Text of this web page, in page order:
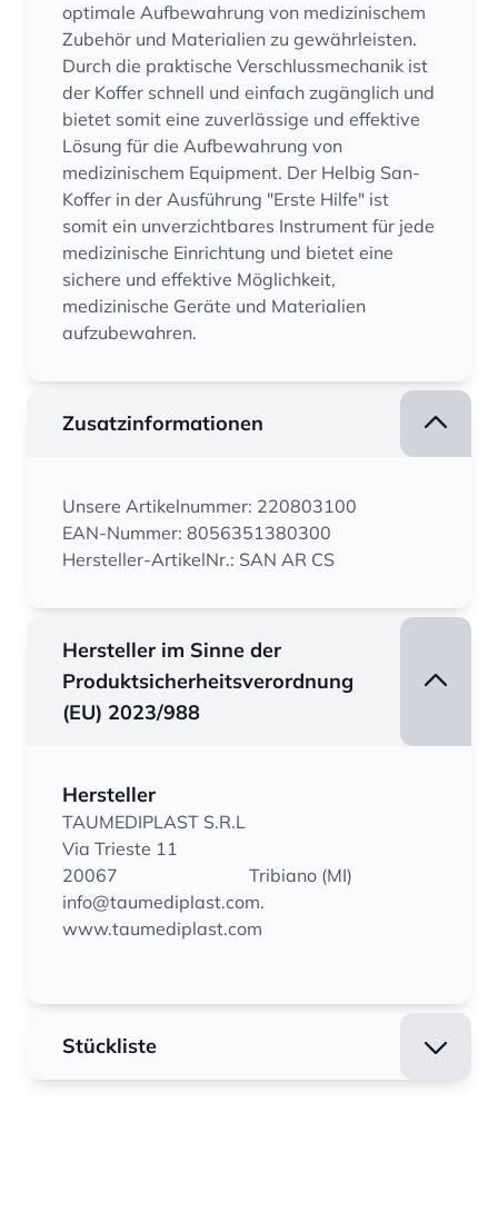
optimale Aufbewahrung von medizinischem
Zubehör und Materialien zu gewährleisten.
Durch die praktische Verschlussmechanik ist
der Koffer schnell und einfach zugänglich und
bietet somit eine zuverlässige und effektive
Lösung für die Aufbewahrung von
medizinischem Equipment. Der Helbig San-
Koffer in der Ausführung "Erste Hilfe" ist
somit ein unverzichtbares Instrument für jede
medizinische Einrichtung und bietet eine
sichere und effektive Möglichkeit,
medizinische Geräte und Materialien
aufzubewahren.
Zusatzinformationen
Unsere Artikelnummer: 220803100
EAN-Nummer: 8056351380300
Hersteller-ArtikelNr.: SAN AR CS
Hersteller im Sinne der
Produktsicherheitsverordnung
(EU) 2023/988
Hersteller
TAUMEDIPLAST S.R.L
Via Trieste 11
20067
Tribiano (MI)
info@taumediplast.com.
www.taumediplast.com
Stückliste